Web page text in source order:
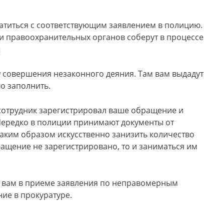
с соответствующим заявлением в полицию.
правоохранительных органов соберут в процессе
незаконного деяния. Там вам выдадут
заполнить.
зарегистрировал ваше обращение и
в полиции принимают документы от
образом искусственно занизить количество
не зарегистрировано, то и заниматься им
вам в приеме заявления по неправомерным
в прокуратуре.